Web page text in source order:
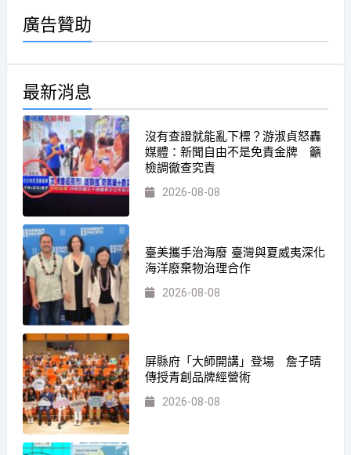
廣告贊助
最新消息
沒有查證就能亂下標？游淑貞怒轟
媒體：新聞自由不是免責金牌 籲
檢調徹查究責
2026-08-08
臺美攜手治海廢 臺灣與夏威夷深化
海洋廢棄物治理合作
2026-08-08
屏縣府「大師開講」登場 詹子晴
傳授青創品牌經營術
2026-08-08